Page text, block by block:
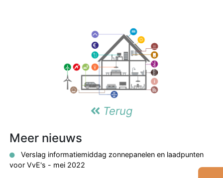
Terug
Meer nieuws
Verslag informatiemiddag zonnepanelen en laadpunten
voor VvE's - mei 2022